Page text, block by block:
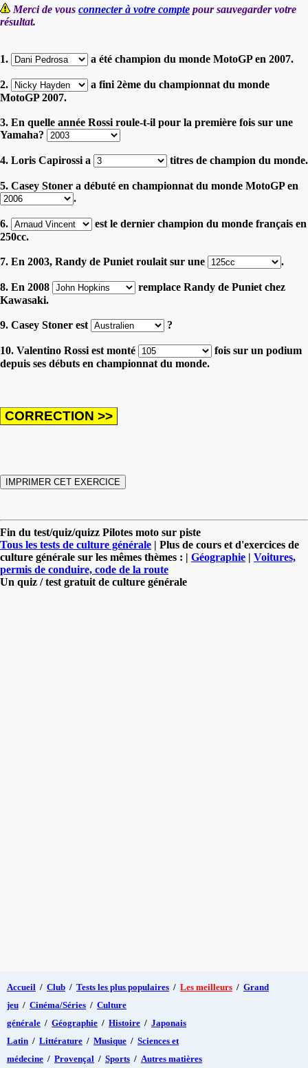
Merci de vous connecter à votre compte pour sauvegarder votre
résultat.
1. a été champion du monde MotoGP en 2007.
2.
a fini 2ème du championnat du monde
MotoGP 2007.
3. En quelle année Rossi roule-t-il pour la première fois sur une
Yamaha?
4. Loris Capirossi a titres de champion du monde.
5. Casey Stoner a débuté en championnat du monde MotoGP en
.
6.
est le dernier champion du monde français en
250cc.
7. En 2003, Randy de Puniet roulait sur une .
8. En 2008
remplace Randy de Puniet chez
Kawasaki.
9. Casey Stoner est ?
10. Valentino Rossi est monté
fois sur un podium
depuis ses débuts en championnat du monde.
Fin du test/quiz/quizz Pilotes moto sur piste
Tous les tests de culture générale | Plus de cours et d'exercices de
culture générale sur les mêmes thèmes : | Géographie | Voitures,
permis de conduire, code de la route
Un quiz / test gratuit de culture générale
Accueil / Club / Tests les plus populaires / Les meilleurs / Grand
jeu / Cinéma/Séries / Culture
générale / Géographie / Histoire / Japonais
Latin / Littérature / Musique / Sciences et
médecine / Provençal / Sports / Autres matières